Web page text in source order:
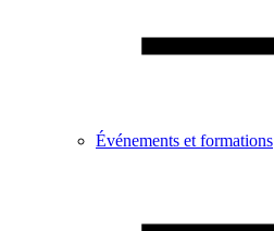
Événements et formations